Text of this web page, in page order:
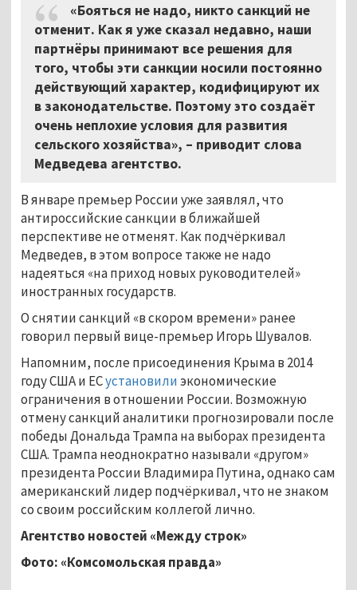
«Бояться не надо, никто санкций не
отменит. Как я уже сказал недавно, наши
партнёры принимают все решения для
того, чтобы эти санкции носили постоянно
действующий характер, кодифицируют их
в законодательстве. Поэтому это создаёт
очень неплохие условия для развития
сельского хозяйства», – приводит слова
Медведева агентство.
В январе премьер России уже заявлял, что
антироссийские санкции в ближайшей
перспективе не отменят. Как подчёркивал
Медведев, в этом вопросе также не надо
надеяться «на приход новых руководителей»
иностранных государств.
О снятии санкций «в скором времени» ранее
говорил первый вице-премьер Игорь Шувалов.
Напомним, после присоединения Крыма в 2014
году США и ЕСустановилиэкономические
ограничения в отношении России. Возможную
отмену санкций аналитики прогнозировали после
победы Дональда Трампа на выборах президента
США. Трампа неоднократно называли «другом»
президента России Владимира Путина, однако сам
американский лидер подчёркивал, что не знаком
со своим российским коллегой лично.
Агентство новостей «Между строк»
Фото: «Комсомольская правда»